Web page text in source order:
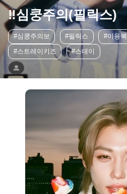
‼️심쿵주의(필릭스)
#심쿵주의보 #필릭스 #이용복
#스트레이키즈
#스테이